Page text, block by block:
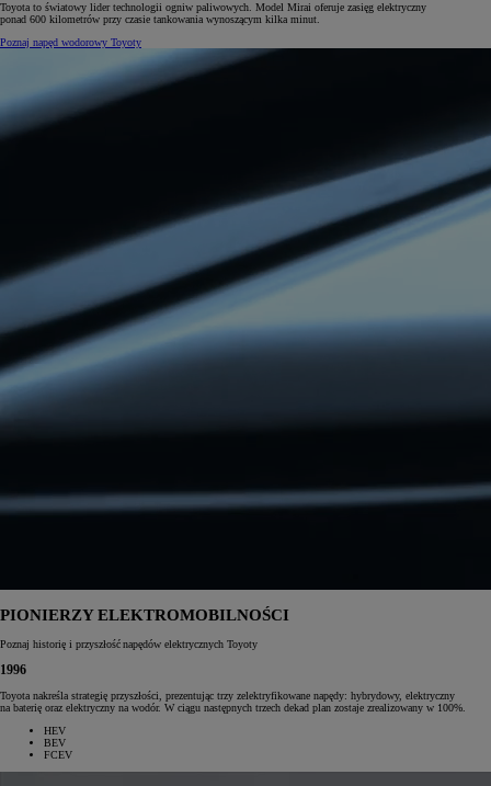
Toyota to światowy lider technologii ogniw paliwowych. Model Mirai oferuje zasięg elektryczny
ponad 600 kilometrów przy czasie tankowania wynoszącym kilka minut.
Poznaj napęd wodorowy Toyoty
PIONIERZY ELEKTROMOBILNOŚCI
Poznaj historię i przyszłość napędów elektrycznych Toyoty
1996
Toyota nakreśla strategię przyszłości, prezentując trzy zelektryfikowane napędy: hybrydowy, elektryczny
na baterię oraz elektryczny na wodór. W ciągu następnych trzech dekad plan zostaje zrealizowany w 100%.
HEV
BEV
FCEV